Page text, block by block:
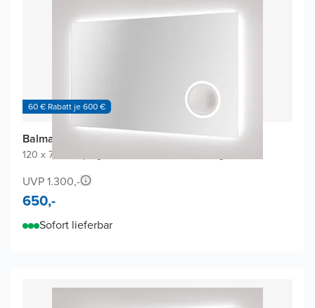
60 € Rabatt je 600 €
Balmani Giro Badspiegel
120 x 70 cm
UVP 1.300,-
650,-
Sofort lieferbar